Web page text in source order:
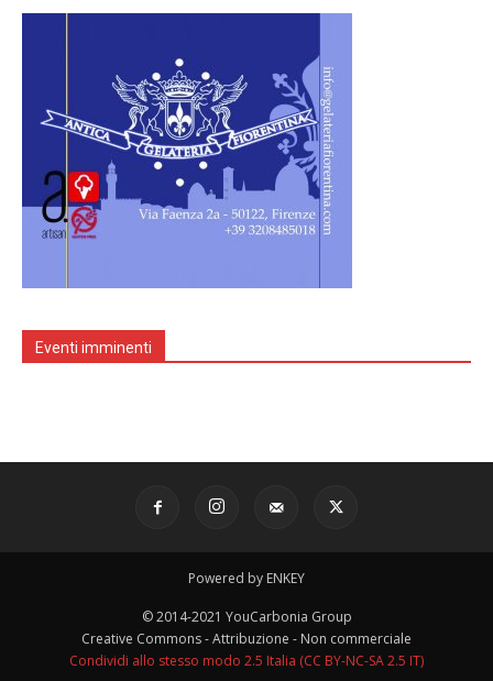
Eventi imminenti
Powered by ENKEY
© 2014-2021 YouCarbonia Group
Creative Commons - Attribuzione - Non commerciale
Condividi allo stesso modo 2.5 Italia (CC BY-NC-SA 2.5 IT)